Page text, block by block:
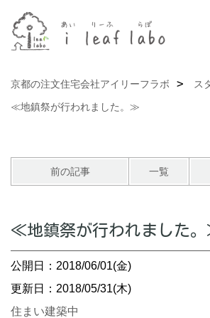
京都の注文住宅会社アイリーフラボ
ス
≪地鎮祭が行われました。≫
前の記事 一覧
≪地鎮祭が行われました
公開日：2018/06/01(金)
更新日：2018/05/31(木)
住まい建築中